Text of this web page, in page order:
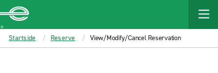
MAIN
CONTENT
Enterprise
Startside Reserve View/Modify/Cancel Reservation